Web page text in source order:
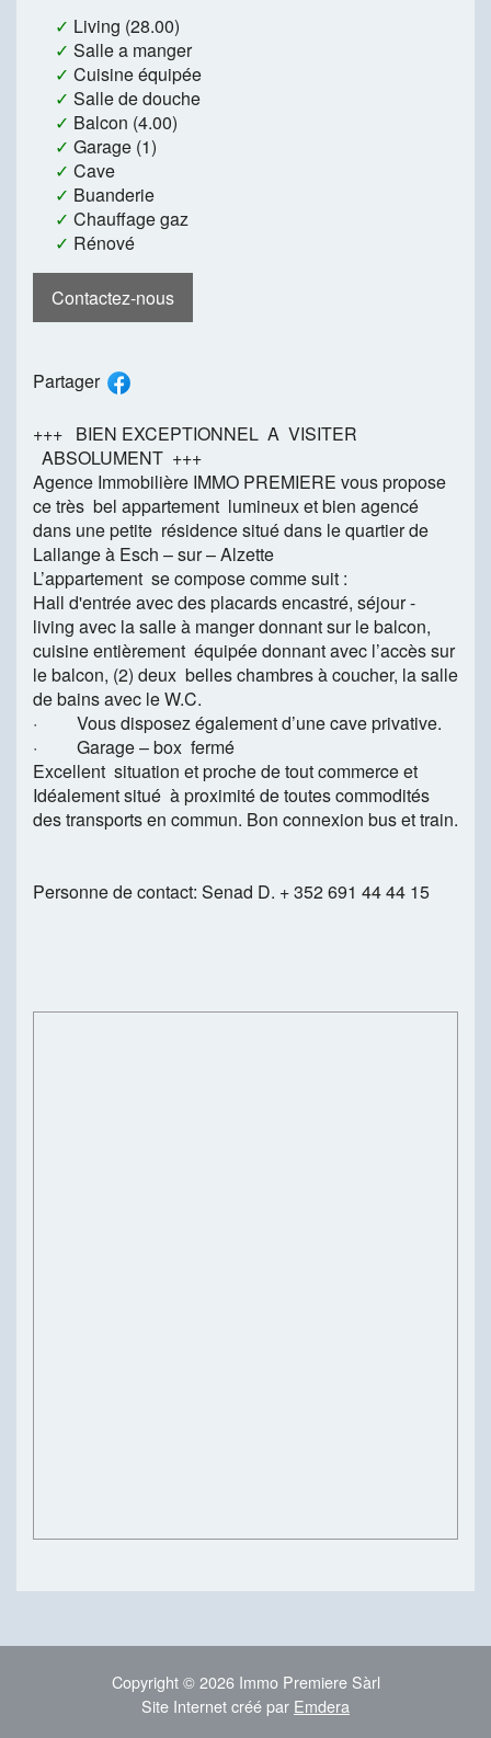
✓ Living (28.00)
✓ Salle a manger
✓ Cuisine équipée
✓ Salle de douche
✓ Balcon (4.00)
✓ Garage (1)
✓ Cave
✓ Buanderie
✓ Chauffage gaz
✓ Rénové
Contactez-nous
Partager
+++ BIEN EXCEPTIONNEL A VISITER
ABSOLUMENT +++
Agence Immobilière IMMO PREMIERE vous propose
ce très bel appartement lumineux et bien agencé
dans une petite résidence situé dans le quartier de
Lallange à Esch – sur – Alzette
L’appartement se compose comme suit :
Hall d'entrée avec des placards encastré, séjour -
living avec la salle à manger donnant sur le balcon,
cuisine entièrement équipée donnant avec l’accès sur
le balcon, (2) deux belles chambres à coucher, la salle
de bains avec le W.C.
· Vous disposez également d’une cave privative.
· Garage – box fermé
Excellent situation et proche de tout commerce et
Idéalement situé à proximité de toutes commodités
des transports en commun. Bon connexion bus et train.
Personne de contact: Senad D. + 352 691 44 44 15
Copyright © 2026 Immo Premiere Sàrl
Site Internet créé par Emdera